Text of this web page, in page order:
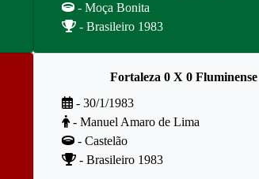
- Moça Bonita
- Brasileiro 1983
Fortaleza 0 X 0 Fluminense
- 30/1/1983
- Manuel Amaro de Lima
- Castelão
- Brasileiro 1983